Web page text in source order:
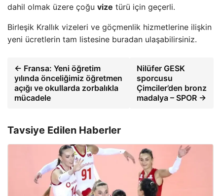
dahil olmak üzere çoğu vize türü için geçerli.
Birleşik Krallık vizeleri ve göçmenlik hizmetlerine ilişkin
yeni ücretlerin tam listesine buradan ulaşabilirsiniz.
← Fransa: Yeni öğretim
yılında önceliğimiz öğretmen
açığı ve okullarda zorbalıkla
mücadele
Nilüfer GESK
sporcusu
Çimciler’den bronz
madalya – SPOR →
Tavsiye Edilen Haberler